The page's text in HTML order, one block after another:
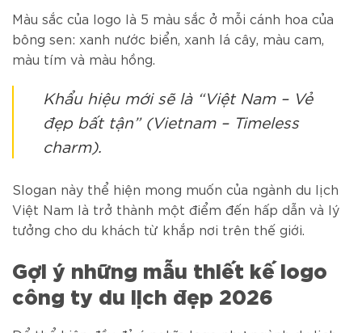
Màu sắc của logo là 5 màu sắc ở mỗi cánh hoa của
bông sen: xanh nước biển, xanh lá cây, màu cam,
màu tím và màu hồng.
Khẩu hiệu mới sẽ là “Việt Nam – Vẻ
đẹp bất tận” (Vietnam – Timeless
charm).
Slogan này thể hiện mong muốn của ngành du lịch
Việt Nam là trở thành một điểm đến hấp dẫn và lý
tưởng cho du khách từ khắp nơi trên thế giới.
Gợi ý những mẫu thiết kế logo
công ty du lịch đẹp 2026